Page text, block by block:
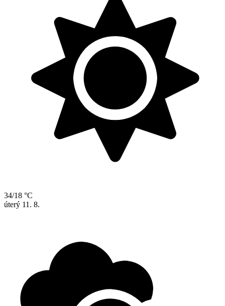
34/18 °C
úterý 11. 8.